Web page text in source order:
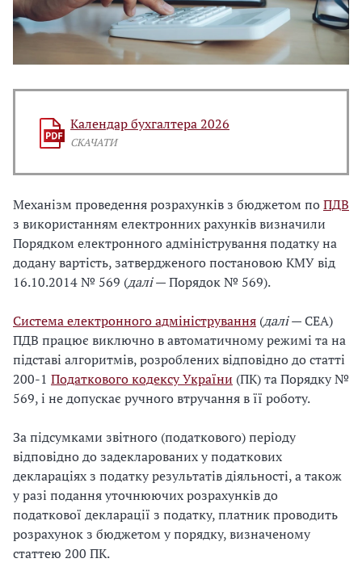
Календар бухгалтера 2026
СКАЧАТИ
Механізм проведення розрахунків з бюджетом поПДВ
з використанням електронних рахунків визначили
Порядком електронного адміністрування податку на
додану вартість, затвердженого постановою КМУ від
16.10.2014 № 569 (далі— Порядок № 569).
Система електронного адміністрування (далі— СЕА)
ПДВ працює виключно в автоматичному режимі та на
підставі алгоритмів, розроблених відповідно до статті
200-1 Податкового кодексу України (ПК) та Порядку №
569, і не допускає ручного втручання в її роботу.
За підсумками звітного (податкового) періоду
відповідно до задекларованих у податкових
деклараціях з податку результатів діяльності, а також
у разі подання уточнюючих розрахунків до
податкової декларації з податку, платник проводить
розрахунок з бюджетом у порядку, визначеному
статтею 200 ПК.